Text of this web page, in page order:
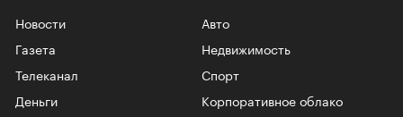
Новости
Газета
Телеканал
Авто
Недвижимость
Спорт
Корпоративное облако
Деньги